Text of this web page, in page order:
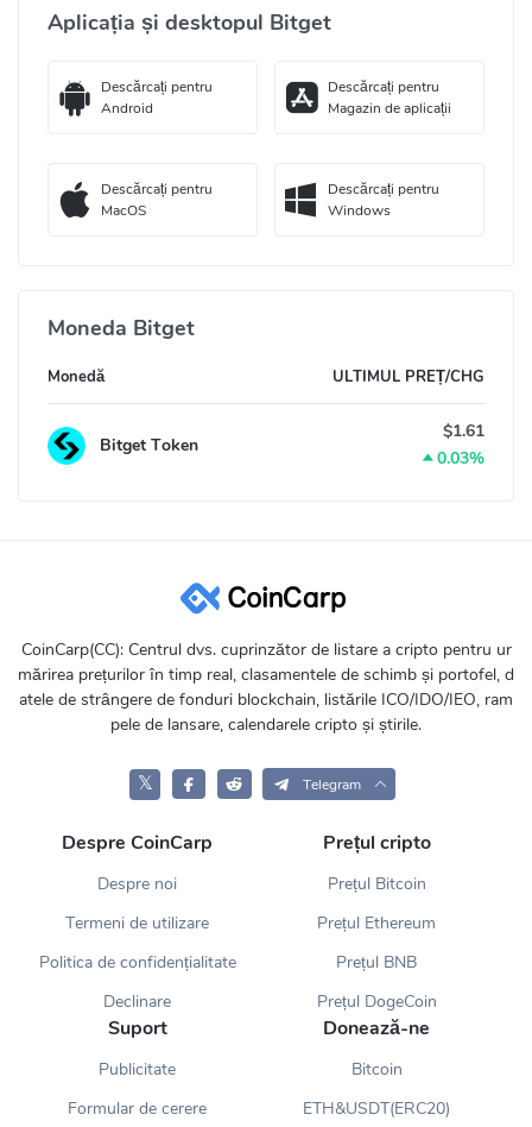
Aplicația și desktopul Bitget
Descărcați pentru
Android
Descărcați pentru
Magazin de aplicații
Descărcați pentru
MacOS
Descărcați pentru
Windows
Moneda Bitget
Monedă ULTIMUL PREȚ/CHG
Bitget Token
$1.61
0.03%
CoinCarp(CC): Centrul dvs. cuprinzător de listare a cripto pentru ur
mărirea prețurilor în timp real, clasamentele de schimb și portofel, d
atele de strângere de fonduri blockchain, listările ICO/IDO/IEO, ram
pele de lansare, calendarele cripto și știrile.
𝕏 Telegram
Despre CoinCarp
Despre noi
Termeni de utilizare
Politica de confidențialitate
Declinare
Prețul cripto
Prețul Bitcoin
Prețul Ethereum
Prețul BNB
Prețul DogeCoin
Suport
Publicitate
Formular de cerere
Donează-ne
Bitcoin
ETH&USDT(ERC20)